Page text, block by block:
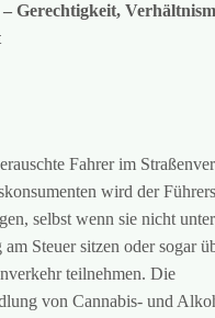
Gerechtigkeit,
Fahrer im
wird der
selbst wenn sie nicht unter
Steuer sitzen oder sogar
teilnehmen. Die
von Cannabis- und